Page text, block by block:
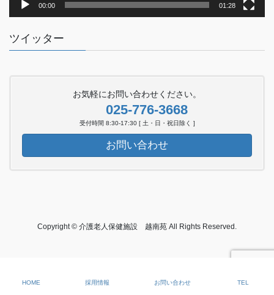
00:00 01:28
ツイッター
お気軽にお問い合わせください。
025-776-3668
受付時間 8:30-17:30 [ 土・日・祝日除く ]
お問い合わせ
Copyright © 介護老人保健施設 越南苑 All Rights Reserved.
HOME 採用情報 お問い合わせ TEL